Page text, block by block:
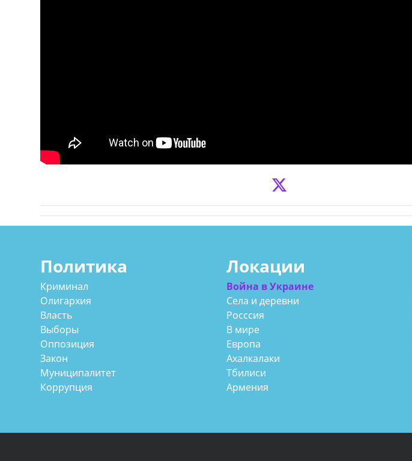
Политика
Криминал
Олигархия
Власть
Выборы
Оппозиция
Закон
Муниципалитет
Коррупция
Локации
Война в Украине
Села и деревни
Росссия
В мире
Европа
Ахалкалаки
Тбилиси
Армения